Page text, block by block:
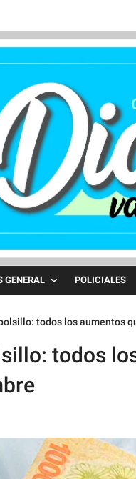
GENERAL POLICIALES
todos los aumentos
todos